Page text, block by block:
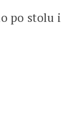
po stolu i